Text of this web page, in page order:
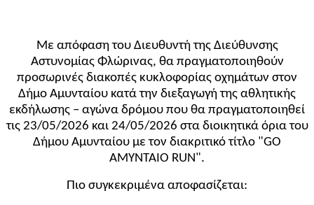
Με απόφαση του Διευθυντή της Διεύθυνσης
Αστυνομίας Φλώρινας, θα πραγματοποιηθούν
προσωρινές διακοπές κυκλοφορίας οχημάτων στον
Δήμο Αμυνταίου κατά την διεξαγωγή της αθλητικής
εκδήλωσης – αγώνα δρόμου που θα πραγματοποιηθεί
τις 23/05/2026 και 24/05/2026 στα διοικητικά όρια του
Δήμου Αμυνταίου με τον διακριτικό τίτλο "GO
AMYNTAIO RUN".
Πιο συγκεκριμένα αποφασίζεται: